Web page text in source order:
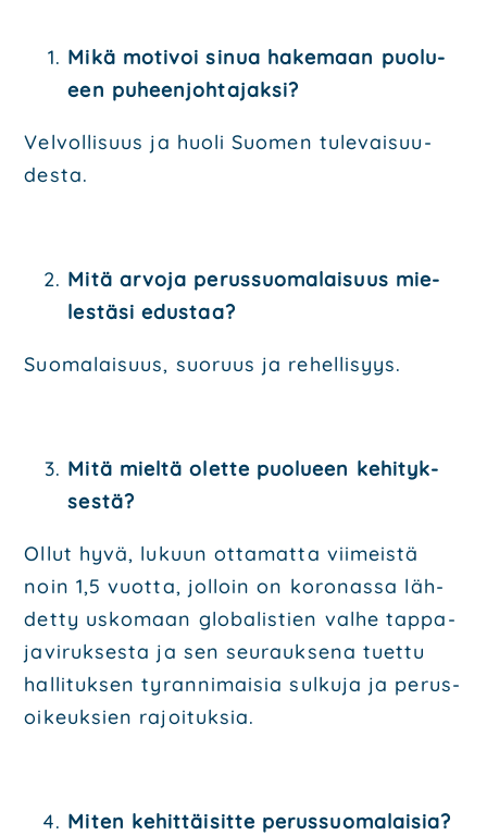
Mikä moti­voi sinua hake­maan puo­lu­
een puheen­joh­ta­jak­si?
Vel­vol­li­suus ja huo­li Suo­men tule­vai­suu­
des­ta.
Mitä arvo­ja perus­suo­ma­lai­suus mie­
les­tä­si edus­taa?
Suo­ma­lai­suus, suo­ruus ja rehel­li­syys.
Mitä miel­tä olet­te puo­lu­een kehi­tyk­
ses­tä?
Ollut hyvä, lukuun otta­mat­ta vii­meis­tä
noin 1,5 vuot­ta, jol­loin on koro­nas­sa läh­
det­ty usko­maan glo­ba­lis­tien val­he tap­pa­
ja­vi­ruk­ses­ta ja sen seu­rauk­se­na tuet­tu
hal­li­tuk­sen tyran­ni­mai­sia sul­ku­ja ja perus­
oi­keuk­sien rajoi­tuk­sia.
Miten kehit­täi­sit­te perus­suo­ma­lai­sia?